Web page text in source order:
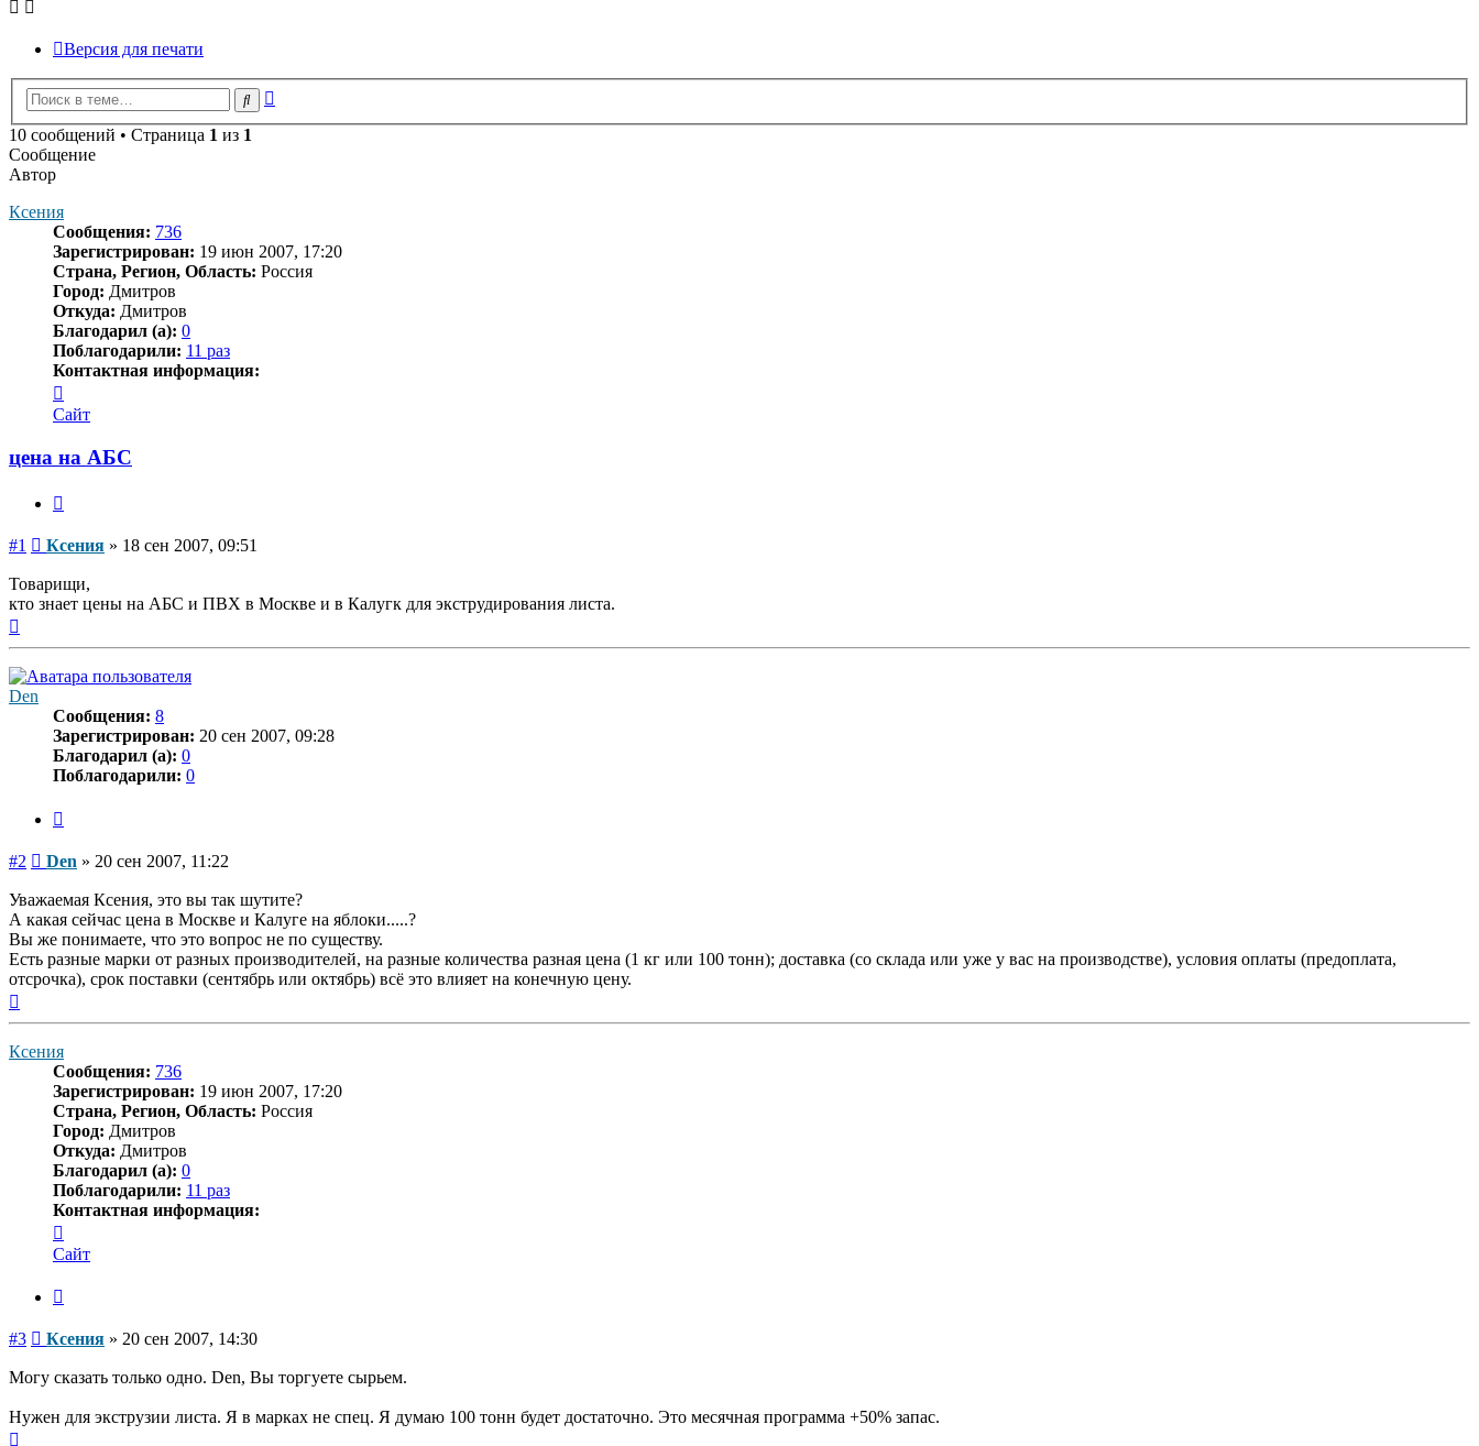
Версия для печати
Поиск
10 сообщений • Страница 1 из 1
Сообщение
Автор
Ксения
Сообщения: 736
Зарегистрирован: 19 июн 2007, 17:20
Страна, Регион, Область: Россия
Город: Дмитров
Откуда: Дмитров
Благодарил (а): 0
Поблагодарили: 11 раз
Контактная информация:
информация
пользователя
Ксения
Сайт
цена на АБС
#1 Сообщение
Ксения » 18 сен 2007, 09:51
Товарищи,
кто знает цены на АБС и ПВХ в Москве и в Калугк для экструдирования листа.
Den
Сообщения: 8
Зарегистрирован: 20 сен 2007, 09:28
Благодарил (а): 0
Поблагодарили: 0
#2 Сообщение
Den » 20 сен 2007, 11:22
Уважаемая Ксения, это вы так шутите?
А какая сейчас цена в Москве и Калуге на яблоки.....?
Вы же понимаете, что это вопрос не по существу.
Есть разные марки от разных производителей, на разные количества разная цена (1 кг или 100 тонн); доставка (со склада или уже у вас на производстве), условия оплаты (предоплата,
отсрочка), срок поставки (сентябрь или октябрь) всё это влияет на конечную цену.
Ксения
Сообщения: 736
Зарегистрирован: 19 июн 2007, 17:20
Страна, Регион, Область: Россия
Город: Дмитров
Откуда: Дмитров
Благодарил (а): 0
Поблагодарили: 11 раз
Контактная информация:
информация
пользователя
Сайт
#3 Сообщение
Ксения » 20 сен 2007, 14:30
Могу сказать только одно. Den, Вы торгуете сырьем.
Нужен для экструзии листа. Я в марках не спец. Я думаю 100 тонн будет достаточно. Это месячная программа +50% запас.